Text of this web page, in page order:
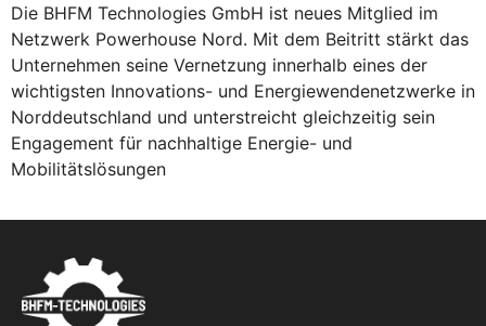
Die BHFM Technologies GmbH ist neues Mitglied im
Netzwerk Powerhouse Nord. Mit dem Beitritt stärkt das
Unternehmen seine Vernetzung innerhalb eines der
wichtigsten Innovations- und Energiewendenetzwerke in
Norddeutschland und unterstreicht gleichzeitig sein
Engagement für nachhaltige Energie- und
Mobilitätslösungen